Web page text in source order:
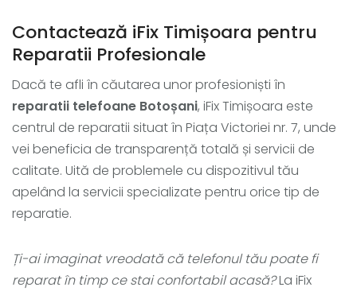
Contactează iFix Timișoara pentru
Reparatii Profesionale
Dacă te afli în căutarea unor profesioniști în
reparatii telefoane Botoșani, iFix Timișoara este
centrul de reparatii situat în Piața Victoriei nr. 7, unde
vei beneficia de transparență totală și servicii de
calitate. Uită de problemele cu dispozitivul tău
apelând la servicii specializate pentru orice tip de
reparatie.
Ți-ai imaginat vreodată că telefonul tău poate fi
reparat în timp ce stai confortabil acasă?La iFix